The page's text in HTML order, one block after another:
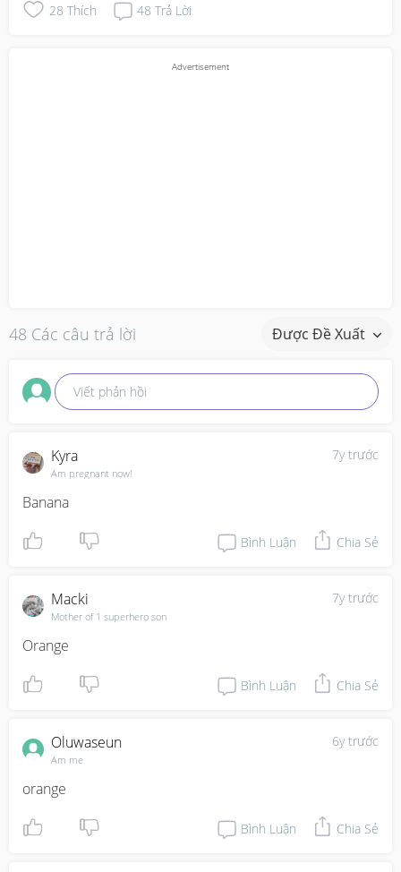
28 Thích 48 Trả Lời
48 Các câu trả lời Được Đề Xuất
Viết phản hồi
7y trước
Kyra
Am pregnant now!
Banana
Bình Luận Chia Sẻ
7y trước
Macki
Mother of 1 superhero son
Orange
Bình Luận Chia Sẻ
6y trước
Oluwaseun
Am me
orange
Bình Luận Chia Sẻ